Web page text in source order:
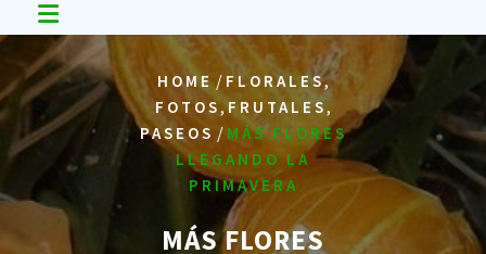
HOME / FLORALES,
FOTOS,FRUTALES,
PASEOS / MÁS FLORES
LLEGANDO LA
PRIMAVERA
MÁS FLORES